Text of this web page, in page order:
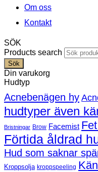
Om oss
Kontakt
SÖK
Products search
Sök
Din varukorg
Hudtyp
Acnebenägen hy
hudtyper även
Bristningar Brow Facemist
Förtida åldrad
Hud som saknar
Kroppsolja kroppspeeling